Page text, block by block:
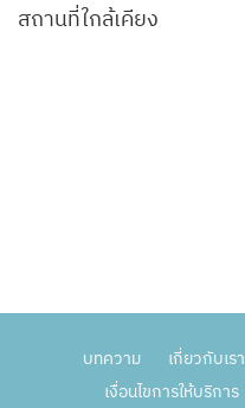
สถานที่ใกล้เคียง
บทความ เกี่ยวกับเรา
เงื่อนไขการให้บริการ